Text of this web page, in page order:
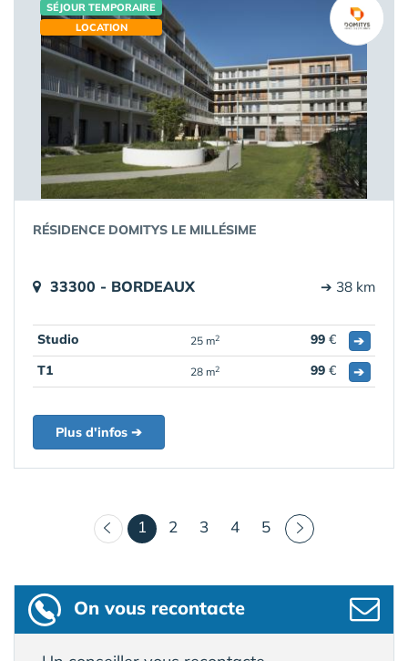
SÉJOUR TEMPORAIRE
LOCATION
RÉSIDENCE DOMITYS LE MILLÉSIME
33300 - BORDEAUX ➔ 38 km
Studio 25 m2 99 €
➔
T1
28 m2 99 € ➔
Plus d'infos ➔
1 (courant)
2 3 4 5
On vous recontacte